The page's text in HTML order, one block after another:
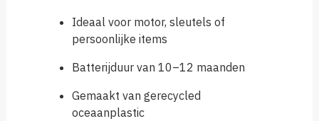
Ideaal voor motor, sleutels of
persoonlijke items
Batterijduur van 10–12 maanden
Gemaakt van gerecycled
oceaanplastic